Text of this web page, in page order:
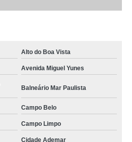
Alto do Boa Vista
Avenida Miguel Yunes
Balneário Mar Paulista
Campo Belo
Campo Limpo
Cidade Ademar